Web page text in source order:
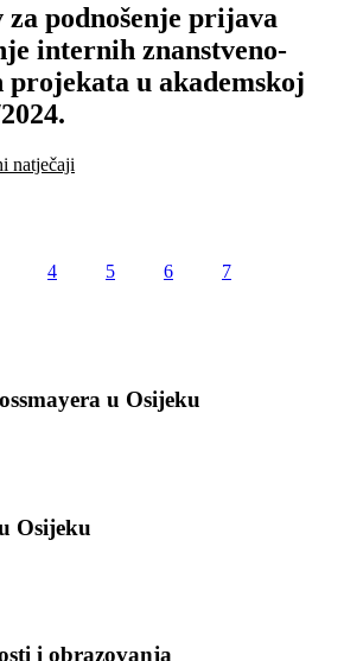
podnošenje prijava
internih znanstveno-
u akademskoj
natječaji
4 5 6 7
u Osijeku
Osijeku
i obrazovanja